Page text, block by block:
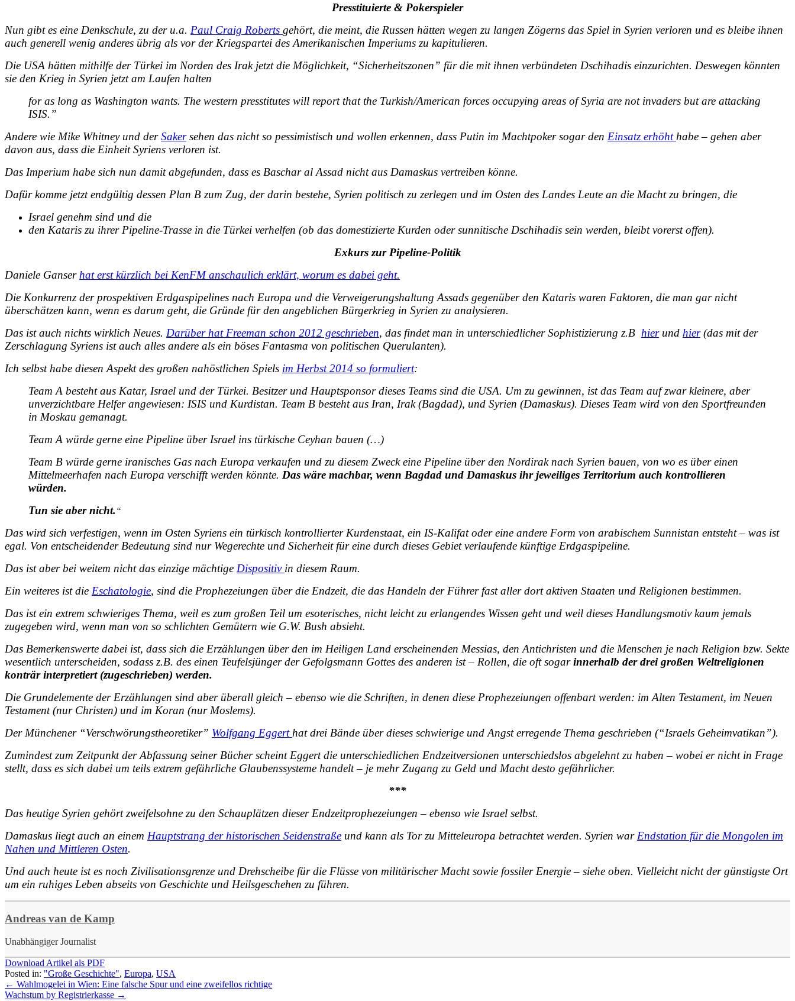
Presstituierte & Pokerspieler
Nun gibt es eine Denkschule, zu der u.a. Paul Craig Roberts gehört, die meint, die Russen hätten wegen zu langen Zögerns das Spiel in Syrien verloren und es bleibe ihnen
auch generell wenig anderes übrig als vor der Kriegspartei des Amerikanischen Imperiums zu kapitulieren.
Die USA hätten mithilfe der Türkei im Norden des Irak jetzt die Möglichkeit, “Sicherheitszonen” für die mit ihnen verbündeten Dschihadis einzurichten. Deswegen könnten
sie den Krieg in Syrien jetzt am Laufen halten
for as long as Washington wants. The western presstitutes will report that the Turkish/American forces occupying areas of Syria are not invaders but are attacking
ISIS.”
Andere wie Mike Whitneyund derSakersehen das nicht so pessimistisch und wollen erkennen, dass Putin im Machtpoker sogar den Einsatz erhöht habe – gehen aber
davon aus, dass die Einheit Syriens verloren ist.
Das Imperium habe sich nun damit abgefunden, dass es Baschar al Assad nicht aus Damaskus vertreiben könne.
Dafür komme jetzt endgültig dessen Plan B zum Zug, der darin bestehe, Syrien politisch zu zerlegen und im Osten des Landes Leute an die Macht zu bringen, die
Israel genehm sind und die
den Kataris zu ihrer Pipeline-Trasse in die Türkei verhelfen (ob das domestizierte Kurden oder sunnitische Dschihadis sein werden, bleibt vorerst offen).
Exkurs zur Pipeline-Politik
Daniele Ganser hat erst kürzlich bei KenFM anschaulich erklärt, worum es dabei geht.
Die Konkurrenz der prospektiven Erdgaspipelines nach Europa und die Verweigerungshaltung Assads gegenüber den Kataris waren Faktoren, die man gar nicht
überschätzen kann, wenn es darum geht, die Gründe für den angeblichen Bürgerkrieg in Syrien zu analysieren.
Das ist auch nichts wirklich Neues. Darüber hat Freeman schon 2012 geschrieben, das findet man in unterschiedlicherSophistizierung z.B hierund hier(das mit der
Zerschlagung Syriens ist auch alles andere als ein böses Fantasma von politischen Querulanten).
Ich selbst habe diesen Aspekt des großen nahöstlichen Spiels im Herbst 2014 so formuliert:
Team A besteht aus Katar, Israel und der Türkei. Besitzer und Hauptsponsor dieses Teams sind die USA. Um zu gewinnen, ist das Team auf zwar kleinere, aber
unverzichtbare Helfer angewiesen: ISIS und Kurdistan. Team B besteht aus Iran, Irak (Bagdad), und Syrien (Damaskus). Dieses Team wird von den Sportfreunden
in Moskau gemanagt.
Team A würde gerne eine Pipeline über Israel ins türkische Ceyhan bauen (…)
Team B würde gerne iranisches Gas nach Europa verkaufen und zu diesem Zweck eine Pipeline über den Nordirak nach Syrien bauen, von wo es über einen
Mittelmeerhafen nach Europa verschifft werden könnte. Das wäre machbar, wenn Bagdad und Damaskus ihr jeweiliges Territorium auch kontrollieren
würden.
Tun sie aber nicht.“
Das wird sich verfestigen, wenn im Osten Syriens ein türkisch kontrollierter Kurdenstaat, ein IS-Kalifatoder eine andere Form von arabischem Sunnistan entsteht – was ist
egal. Von entscheidender Bedeutung sind nur Wegerechte und Sicherheit für eine durch dieses Gebiet verlaufende künftige Erdgaspipeline.
Das ist aber bei weitem nicht das einzige mächtige Dispositiv in diesem Raum.
Ein weiteres ist die Eschatologie, sind die Prophezeiungen über die Endzeit, die das Handeln der Führer fast aller dort aktiven Staaten und Religionen bestimmen.
Das ist ein extrem schwieriges Thema, weil es zum großen Teil um esoterisches, nicht leicht zu erlangendes Wissen geht und weil dieses Handlungsmotiv kaum jemals
zugegeben wird, wenn man von so schlichten Gemütern wie G.W. Bush absieht.
Das Bemerkenswerte dabei ist, dass sich die Erzählungen über den im Heiligen Land erscheinenden Messias, den Antichristen und die Menschen je nach Religion bzw. Sekte
wesentlich unterscheiden, sodass z.B. des einen Teufelsjünger der Gefolgsmann Gottes des anderen ist – Rollen, die oft sogarinnerhalb der drei großen Weltreligionen
konträr interpretiert (zugeschrieben) werden.
Die Grundelemente der Erzählungen sind aber überall gleich – ebenso wie die Schriften, in denen diese Prophezeiungen offenbart werden: im Alten Testament, im Neuen
Testament (nur Christen) und im Koran (nur Moslems).
Der Münchener “Verschwörungstheoretiker” Wolfgang Eggert hat drei Bände über dieses schwierige und Angst erregende Thema geschrieben (“Israels Geheimvatikan”).
Zumindest zum Zeitpunkt der Abfassung seiner Bücher scheint Eggert die unterschiedlichen Endzeitversionen unterschiedslos abgelehntzu haben – wobei er nicht in Frage
stellt, dass es sich dabei um teils extrem gefährliche Glaubenssysteme handelt – je mehr Zugang zu Geld und Macht desto gefährlicher.
***
Das heutige Syrien gehört zweifelsohne zu den Schauplätzen dieser Endzeitprophezeiungen – ebenso wie Israel selbst.
Damaskus liegt auch an einem Hauptstrang der historischen Seidenstraße und kann als Tor zu Mitteleuropa betrachtet werden. Syrien war Endstation für die Mongolen im
Nahen und Mittleren Osten.
Und auch heute ist es noch Zivilisationsgrenze und Drehscheibe für die Flüsse von militärischer Macht sowie fossiler Energie– siehe oben. Vielleicht nicht der günstigste Ort
um ein ruhiges Leben abseits von Geschichte und Heilsgeschehen zu führen.
Andreas van de Kamp
Unabhängiger Journalist
Download Artikel als PDF
Posted in: "Große Geschichte", Europa, USA
← Wahlmogelei in Wien: Eine falsche Spur und eine zweifellos richtige
Wachstum by Registrierkasse →